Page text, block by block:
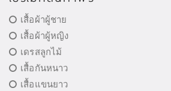
เสื้อผ้าผู้ชาย
เสื้อผ้าผู้หญิง
เดรสลูกไม้
เสื้อกันหนาว
เสื้อแขนยาว